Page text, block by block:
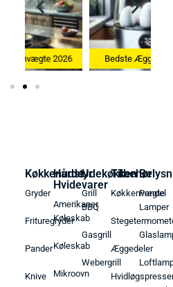
Bedste Æggekoger 2026
Køkkenudstyr
Gryder
Frituregryder
Pander
Knive
Hårde
Hvidevarer
Amerikaner
Køleskab
Køleskab
Mikroovn
Udekøkken
Grill
BBQ
Gasgrill
Webergrill
Tilbehør
Køkkenvægte
Æggedeler
Pendel
Lamper